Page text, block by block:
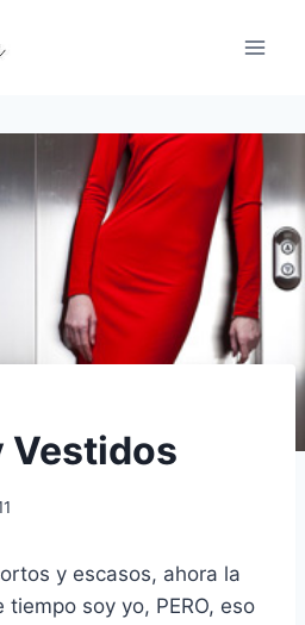
Vestidos
y escasos, ahora la
soy yo, PERO, eso